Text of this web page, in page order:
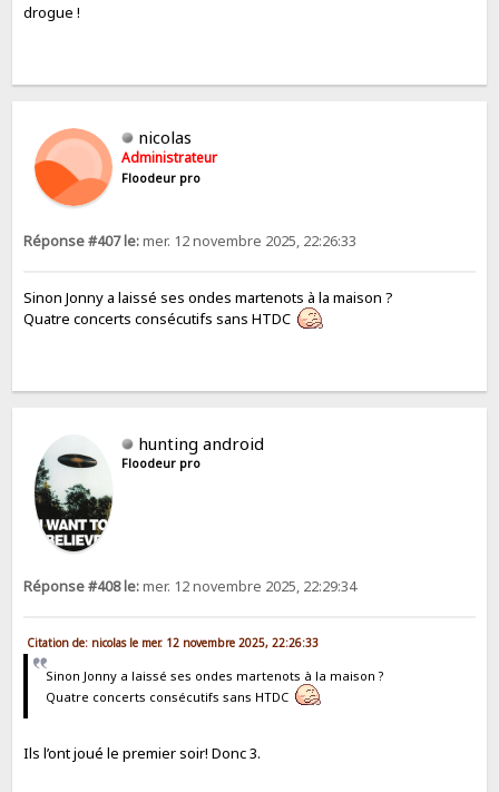
drogue !
nicolas
Administrateur
Floodeur pro
Réponse #407 le:mer. 12 novembre 2025, 22:26:33
Sinon Jonny a laissé ses ondes martenots à la maison ?
Quatre concerts consécutifs sans HTDC
hunting android
Floodeur pro
Réponse #408 le:mer. 12 novembre 2025, 22:29:34
Citation de: nicolas le mer. 12 novembre 2025, 22:26:33
Sinon Jonny a laissé ses ondes martenots à la maison ?
Quatre concerts consécutifs sans HTDC
Ils l’ont joué le premier soir! Donc 3.